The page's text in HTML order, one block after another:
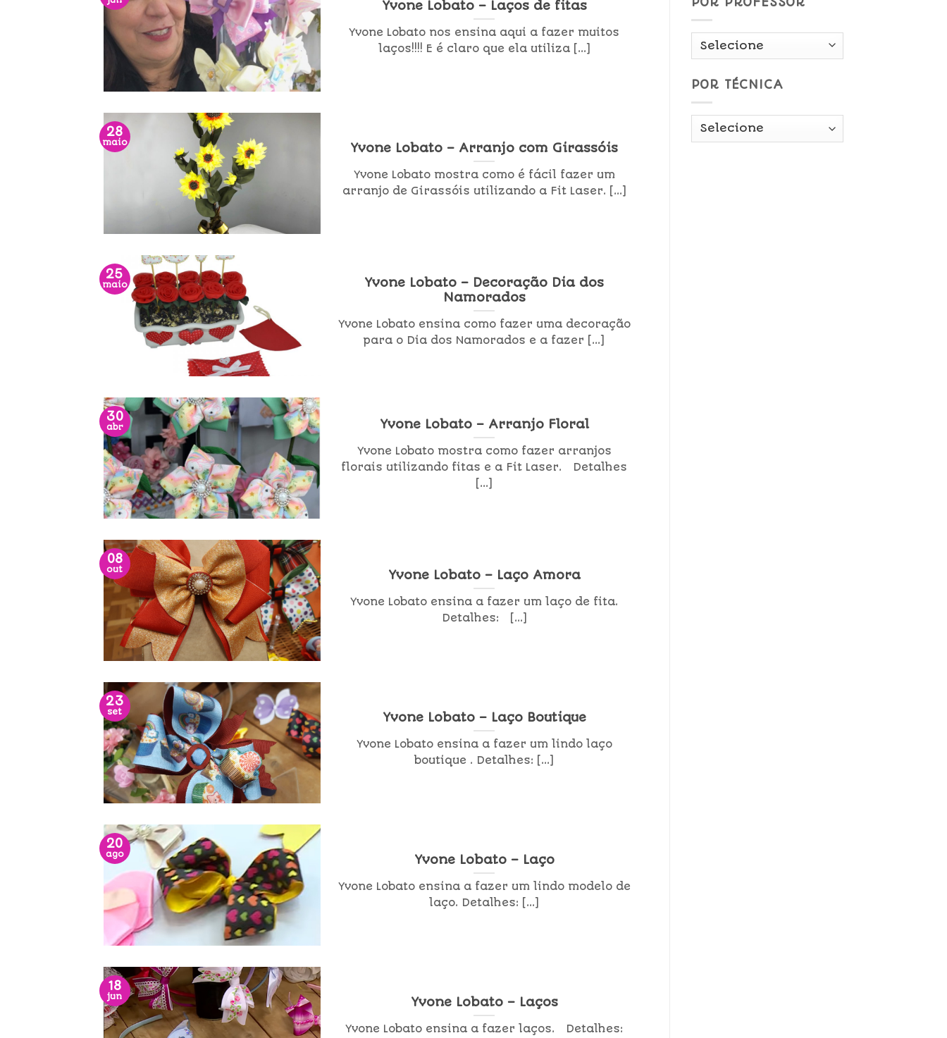
Yvone Lobato – Laços de fitas
Yvone Lobato nos ensina aqui a fazer muitos
laços!!!! E é claro que ela utiliza [...]
Yvone Lobato – Arranjo com Girassóis
Yvone Lobato mostra como é fácil fazer um
arranjo de Girassóis utilizando a Fit Laser. [...]
28
maio
Yvone Lobato – Decoração Dia dos
Namorados
Yvone Lobato ensina como fazer uma decoração
para o Dia dos Namorados e a fazer [...]
25
maio
Yvone Lobato – Arranjo Floral
Yvone Lobato mostra como fazer arranjos
florais utilizando fitas e a Fit Laser. Detalhes
[...]
30
abr
Yvone Lobato – Laço Amora
Yvone Lobato ensina a fazer um laço de fita.
Detalhes: [...]
08
out
Yvone Lobato – Laço Boutique
Yvone Lobato ensina a fazer um lindo laço
boutique . Detalhes: [...]
23
set
Yvone Lobato – Laço
Yvone Lobato ensina a fazer um lindo modelo de
laço. Detalhes: [...]
20
ago
Yvone Lobato – Laços
Yvone Lobato ensina a fazer laços. Detalhes:
18
jun
POR TÉCNICA